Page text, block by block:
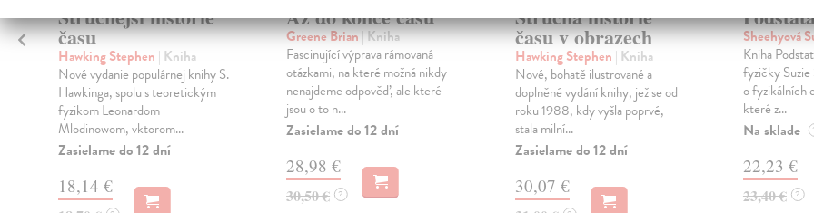
Stručnější historie
času
Hawking Stephen | Kniha
Nové vydanie populárnej knihy S.
Hawkinga, spolu s teoretickým
fyzikom Leonardom
Mlodinowom, vktorom...
Zasielame do 12 dní
18,14 €
Až do konce času
Greene Brian| Kniha
Fascinující výprava rámovaná
otázkami, na které možná nikdy
nenajdeme odpověď, ale které
jsou o to n...
Zasielame do 12 dní
28,98 €
30,50 € ?
Stručná historie
času v obrazech
Hawking Stephen | Kniha
Nové, bohatě ilustrované a
doplněné vydání knihy, jež se od
roku 1988, kdy vyšla poprvé,
stala milní...
Zasielame do 12 dní
30,07 €
Sheehyová
Kniha
fyzičky
o fyzikálních
které z...
Na sklade
22,23 €
23,40 € ?